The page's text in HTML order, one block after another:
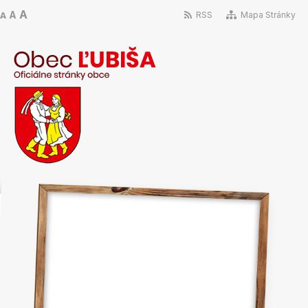
A A A RSS Mapa Stránky